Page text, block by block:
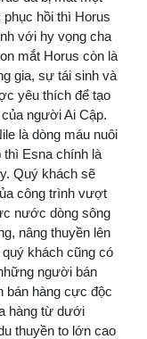
hồi thì Horus
với hy vọng cha
mắt Horus còn là
gia, sự tái sinh và
yêu thích để tạo
người Ai Cập.
là dòng máu nuôi
Esna chính là
Quý khách sẽ
công trình vượt
nước dòng sông
nâng thuyền lên
khách cũng có
người bán
bán hàng cực độc
hàng từ dưới
thuyền to lớn cao